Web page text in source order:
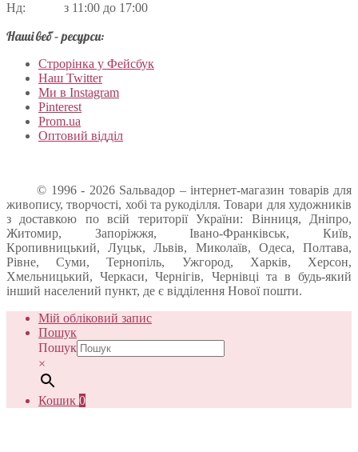
Нд: з 11:00 до 17:00
Наші веб – ресурси:
Строрінка у Фейсбук
Наш Twitter
Ми в Instagram
Pinterest
Prom.ua
Оптовий відділ
© 1996 - 2026 Sальвадор – інтернет-магазин товарів для
живопису, творчості, хобі та рукоділля. Товари для художників
з доставкою по всій території України: Вінниця, Дніпро,
Житомир, Запоріжжя, Івано-Франківськ, Київ,
Кропивницький, Луцьк, Львів, Миколаїв, Одеса, Полтава,
Рівне, Суми, Тернопіль, Ужгород, Харків, Херсон,
Хмельницький, Черкаси, Чернігів, Чернівці та в будь-який
інший населений пункт, де є відділення Нової пошти.
Мій обліковий запис
Пошук
Пошук
×
Кошик 0